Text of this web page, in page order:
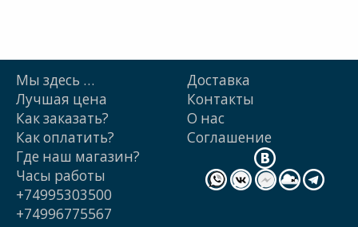
Мы здесь …
Лучшая цена
Как заказать?
Как оплатить?
Доставка
Контакты
О нас
Cоглашение
Где наш магазин?
Часы работы
+74995303500
+74996775567